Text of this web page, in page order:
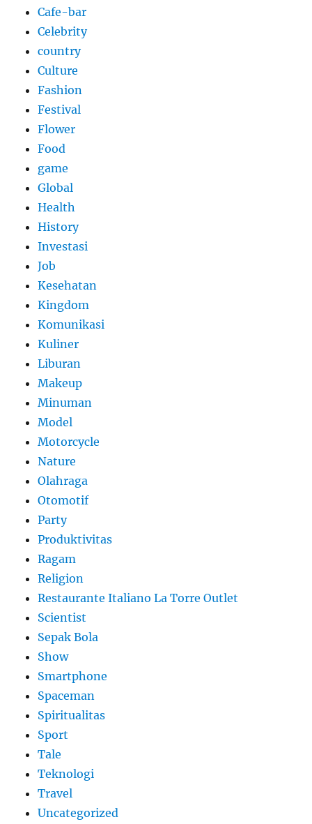
Cafe-bar
Celebrity
country
Culture
Fashion
Festival
Flower
Food
game
Global
Health
History
Investasi
Job
Kesehatan
Kingdom
Komunikasi
Kuliner
Liburan
Makeup
Minuman
Model
Motorcycle
Nature
Olahraga
Otomotif
Party
Produktivitas
Ragam
Religion
Restaurante Italiano La Torre Outlet
Scientist
Sepak Bola
Show
Smartphone
Spaceman
Spiritualitas
Sport
Tale
Teknologi
Travel
Uncategorized